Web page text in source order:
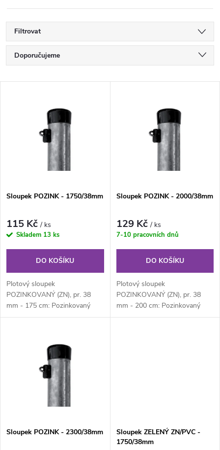
Filtrovat
Ř
a
p
r
o
d
u
Doporučujeme
Nejprodávanější
Abecedně
s
p
r
d
u
Sloupek POZINK - 1750/38mm
115 Kč/ ks
Skladem 13 ks
DO KOŠÍKU
Plotový sloupek
POZINKOVANÝ (ZN), pr. 38
mm - 175 cm: Pozinkovaný
kulatý plotový sloupek průměru
Sloupek POZINK - 2000/38mm
129 Kč/ ks
7-10 pracovních dnů
DO KOŠÍKU
Plotový sloupek
POZINKOVANÝ (ZN), pr. 38
mm - 200 cm: Pozinkovaný
kulatý plotový sloupek průměru
Sloupek POZINK - 2300/38mm
Sloupek ZELENÝ ZN/PVC -
1750/38mm